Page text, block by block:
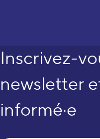
Inscrivez-
newsletter
informé·e